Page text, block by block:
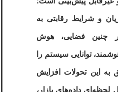
و شرایط رقابتی به
فضایی، هوش
توانایی سیستم را
این تحولات افزایش
لحظه‌ای داده‌های بازار،